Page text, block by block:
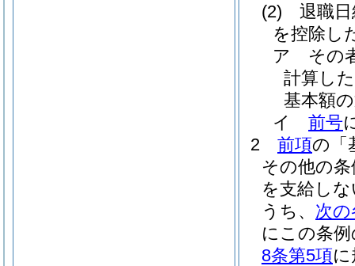
(2)
退職
を控除し
ア
その
計算し
基本額
イ
前号
2
前項の「
その他の
を支給し
うち、 次
にこの条
8条第5項